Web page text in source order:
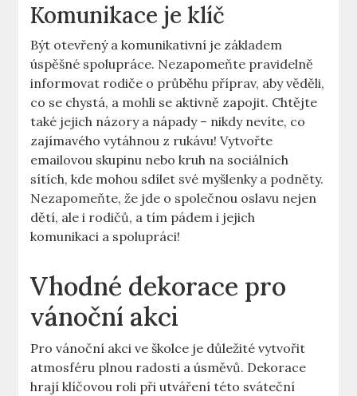
Komunikace je klíč
Být otevřený a komunikativní je základem
úspěšné spolupráce. Nezapomeňte pravidelně
informovat rodiče o průběhu příprav, aby věděli,
co se chystá, a mohli se aktivně zapojit. Chtějte
také jejich názory a nápady – nikdy nevíte, co
zajímavého vytáhnou z rukávu! Vytvořte
emailovou skupinu nebo kruh na sociálních
sítích, kde mohou sdílet své myšlenky a podněty.
Nezapomeňte, že jde o společnou oslavu nejen
dětí, ale i rodičů, a tím pádem i jejich
komunikaci a spolupráci!
Vhodné dekorace pro
vánoční akci
Pro vánoční akci ve školce je důležité vytvořit
atmosféru plnou radosti a úsměvů. Dekorace
hrají klíčovou roli při utváření této sváteční